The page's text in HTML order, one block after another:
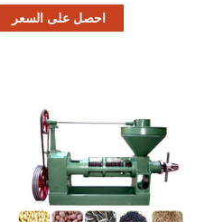
التوالي.
احصل على السعر